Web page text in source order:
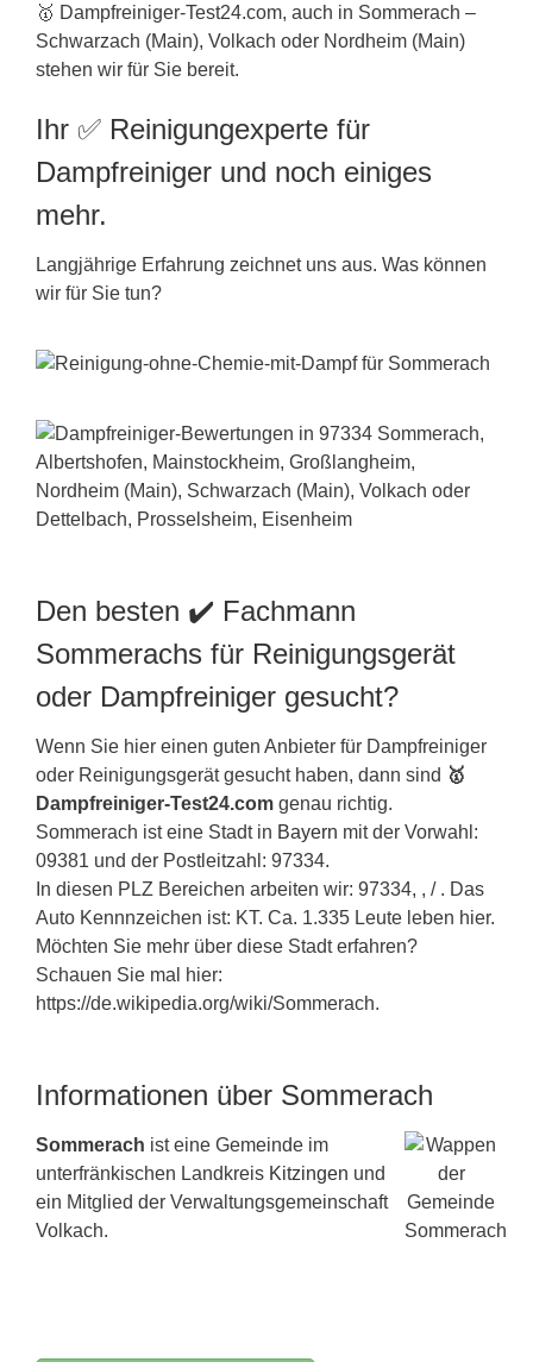
🥇 Dampfreiniger-Test24.com, auch in Sommerach –
Schwarzach (Main), Volkach oder Nordheim (Main)
stehen wir für Sie bereit.
Ihr ✅ Reinigungexperte für
Dampfreiniger und noch einiges
mehr.
Langjährige Erfahrung zeichnet uns aus. Was können
wir für Sie tun?
Den besten ✔️ Fachmann
Sommerachs für Reinigungsgerät
oder Dampfreiniger gesucht?
Wenn Sie hier einen guten Anbieter für Dampfreiniger
oder Reinigungsgerät gesucht haben, dann sind 🥇
Dampfreiniger-Test24.com genau richtig.
Sommerach ist eine Stadt in Bayern mit der Vorwahl:
09381 und der Postleitzahl: 97334.
In diesen PLZ Bereichen arbeiten wir: 97334, , / . Das
Auto Kennnzeichen ist: KT. Ca. 1.335 Leute leben hier.
Möchten Sie mehr über diese Stadt erfahren?
Schauen Sie mal hier:
https://de.wikipedia.org/wiki/Sommerach.
Informationen über Sommerach
Sommerach ist eine Gemeinde im
unterfränkischen Landkreis Kitzingen und
ein Mitglied der Verwaltungsgemeinschaft
Volkach.